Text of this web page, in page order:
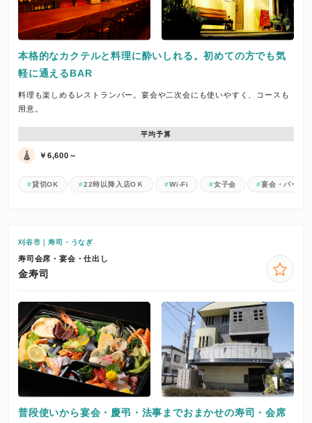
本格的なカクテルと料理に酔いしれる。初めての方でも気
軽に通えるBAR
料理も楽しめるレストランバー。宴会や二次会にも使いやすく、コースも
用意。
平均予算
￥6,600～
貸切OK 22時以降入店OＫ Wi-Fi 女子会 宴会・パーテ
刈谷市｜寿司・うなぎ
寿司会席・宴会・仕出し
金寿司
普段使いから宴会・慶弔・法事までおまかせの寿司・会席